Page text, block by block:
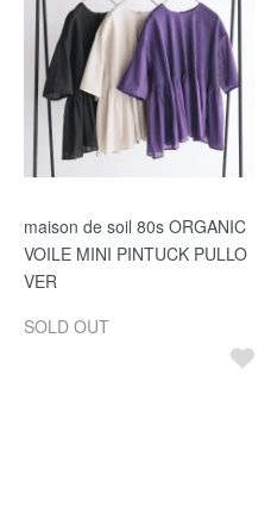
maison de soil 80s ORGANIC
VOILE MINI PINTUCK PULLO
VER
SOLD OUT